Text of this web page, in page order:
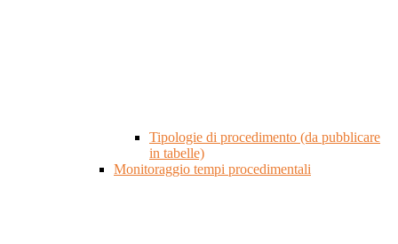
Tipologie di procedimento (da pubblicare
in tabelle)
Monitoraggio tempi procedimentali